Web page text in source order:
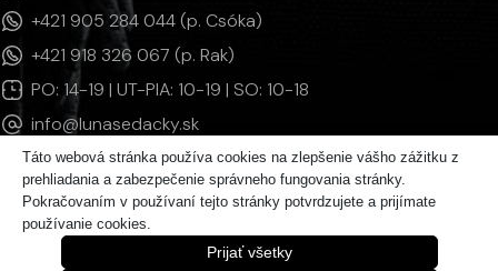
+421 905 284 044 (p. Csóka)
+421 918 326 067 (p. Rak)
PO: 14-19 | UT-PIA: 10-19 | SO: 10-18
info@lunasedacky.sk
INFORMÁCIE
KATEGÓRIE PRODUKTOV
Táto webová stránka používa cookies na zlepšenie vášho zážitku z
prehliadania a zabezpečenie správneho fungovania stránky.
Pokračovaním v používaní tejto stránky potvrdzujete a prijímate
používanie cookies.
Prijať všetky